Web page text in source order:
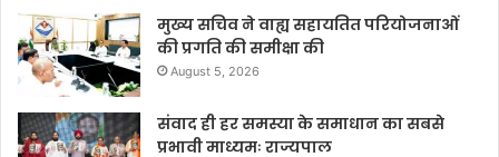
मुख्य सचिव ने वाह्य सहायतित परियोजनाओं
की प्रगति की समीक्षा की
August 5, 2026
संवाद ही हर समस्या के समाधान का सबसे
प्रभावी माध्यमः राज्यपाल